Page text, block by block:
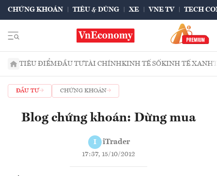
CHỨNG KHOÁN TIÊU & DÙNG XE VNE TV TECH
TIÊU ĐIỂMĐẦU TƯTÀI CHÍNHKINH TẾ SỐKINH TẾ XANH
ĐẦU TƯ CHỨNG KHOÁN
Blog chứng khoán: Dừng mua
I iTrader
17:37, 15/10/2012